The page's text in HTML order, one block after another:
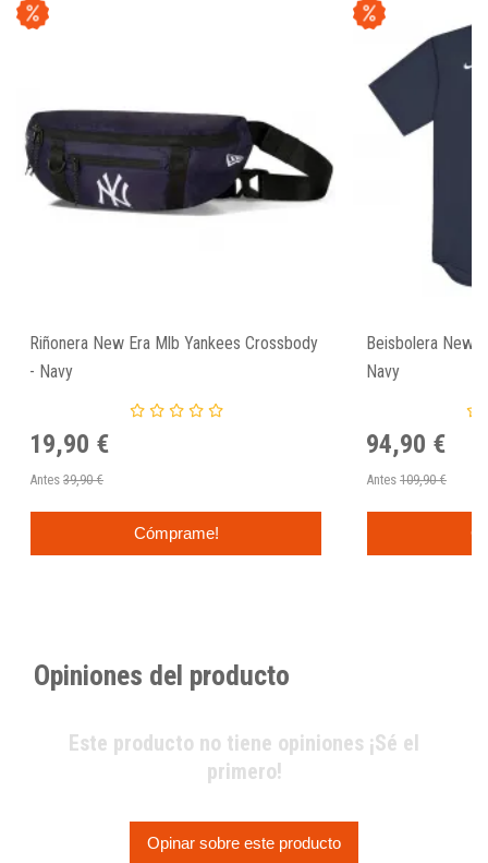
Riñonera New Era Mlb Yankees Crossbody
- Navy
19,90 €
Antes 39,90 €
Cómprame!
Beisbolera New
Navy
94,90 €
Antes 109,90 €
Opiniones del producto
Este producto no tiene opiniones ¡Sé el
primero!
Opinar sobre este producto